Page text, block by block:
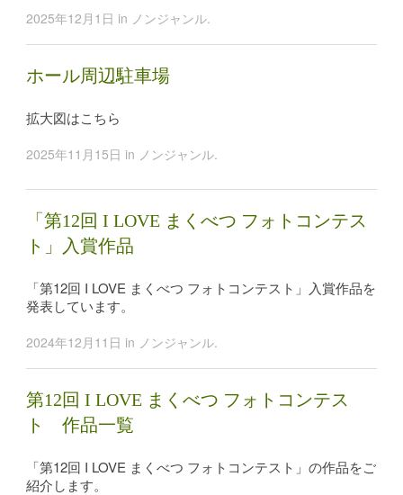
2025年12月1日 in ノンジャンル.
ホール周辺駐車場
拡大図はこちら
2025年11月15日 in ノンジャンル.
「第12回 I LOVE まくべつ フォトコンテス
ト」入賞作品
「第12回 I LOVE まくべつ フォトコンテスト」入賞作品を
発表しています。
2024年12月11日 in ノンジャンル.
第12回 I LOVE まくべつ フォトコンテス
ト 作品一覧
「第12回 I LOVE まくべつ フォトコンテスト」の作品をご
紹介します。